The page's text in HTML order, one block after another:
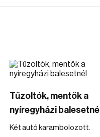
Tűzoltók, mentők a
nyíregyházi balesetnél
Két autó karambolozott.